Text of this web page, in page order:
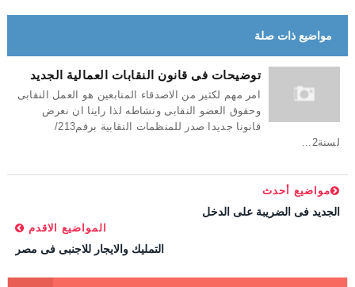
مواضيع ذات صلة
توضيحات فى قانون النقابات العمالية الجديد
امر مهم لكثير من الاصدقاء المتابعين هو العمل النقابى
وحقوق العضو النقابى ونشاطه لذا راينا ان نعرض
قانونا جديدا صدر للمنظمات النقابية برقم213/
لسنة2...
مواضيع أحدث
الجديد فى الضريبة على الدخل
المواضيع الاقدم
التمليك والايجار للاجنبى فى مصر